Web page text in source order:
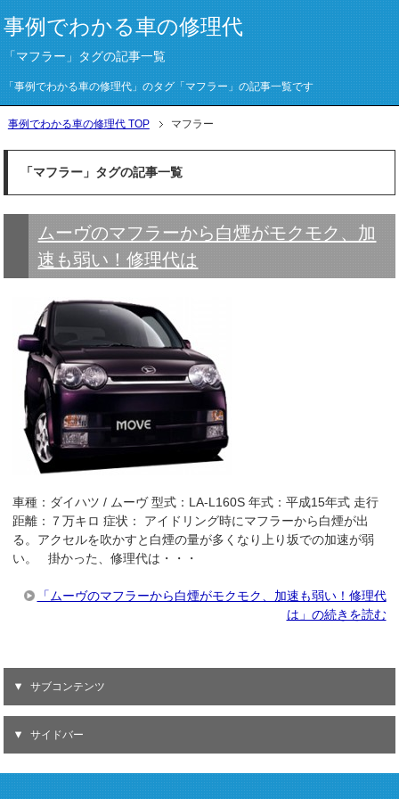
事例でわかる車の修理代
「マフラー」タグの記事一覧
「事例でわかる車の修理代」のタグ「マフラー」の記事一覧です
事例でわかる車の修理代 TOP マフラー
「マフラー」タグの記事一覧
ムーヴのマフラーから白煙がモクモク、加
速も弱い！修理代は
車種：ダイハツ / ムーヴ 型式：LA-L160S 年式：平成15年式 走行
距離：７万キロ 症状： アイドリング時にマフラーから白煙が出
る。アクセルを吹かすと白煙の量が多くなり上り坂での加速が弱
い。 掛かった、修理代は・・・
「ムーヴのマフラーから白煙がモクモク、加速も弱い！修理代
は」の続きを読む
サブコンテンツ
サイドバー